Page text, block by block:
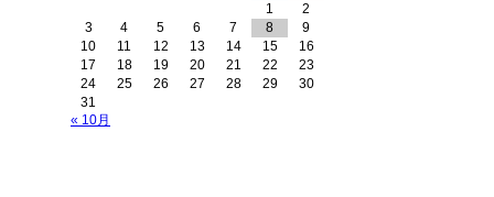
1
2
3
4 5 6 7 8
9
10
11 12 13 14 15
16
17
18 19 20 21 22
23
24
25 26 27 28 29
30
31
« 10月